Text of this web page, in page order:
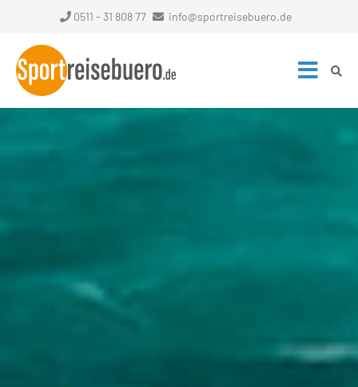
0511 - 31 808 77 info@sportreisebuero.de